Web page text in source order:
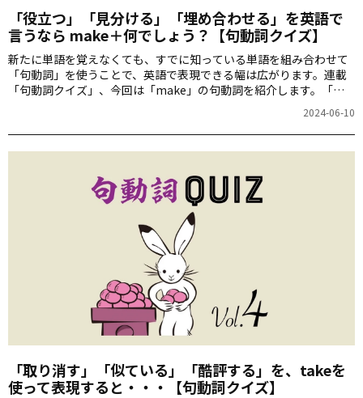
「役立つ」「見分ける」「埋め合わせる」を英語で
言うなら make＋何でしょう？【句動詞クイズ】
新たに単語を覚えなくても、すでに知っている単語を組み合わせて
「句動詞」を使うことで、英語で表現できる幅は広がります。連載
「句動詞クイズ」、今回は「make」の句動詞を紹介します。「役
2024-06-10
「取り消す」「似ている」「酷評する」を、takeを
使って表現すると・・・【句動詞クイズ】